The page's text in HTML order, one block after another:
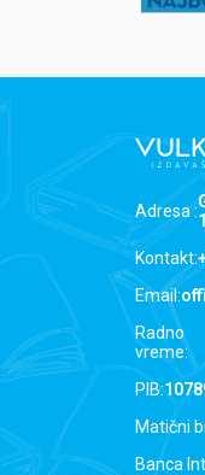
Adresa :
Kontakt:
Email:
Radno
vreme:
PIB:
Matični
Banca